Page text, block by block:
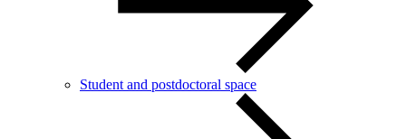
Student and postdoctoral space